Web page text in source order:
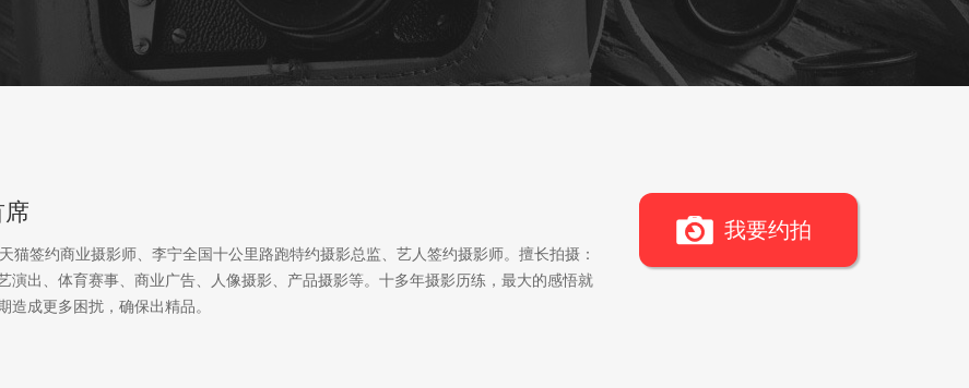
猫签约商业摄影师、李宁全国十公里路跑特约摄影总监、艺人签约摄影师。擅长拍摄：
演出、体育赛事、商业广告、人像摄影、产品摄影等。十多年摄影历练，最大的感悟就
造成更多困扰，确保出精品。
我要约拍